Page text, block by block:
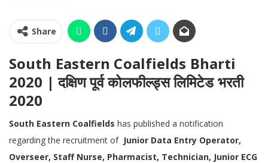
Share
South Eastern Coalfields Bharti
2020 | दक्षिण पूर्व कोलफील्ड्स लिमिटेड भरती
2020
South Eastern Coalfields has published a notification
regarding the recruitment ofJunior Data Entry Operator,
Overseer, Staff Nurse, Pharmacist, Technician, Junior ECG